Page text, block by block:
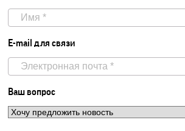
E-mail для связи
Ваш вопрос